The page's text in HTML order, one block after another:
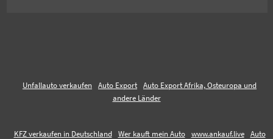
Unfallauto verkaufen Auto Export
Auto Export Afrika, Osteuropa und
andere Länder
KFZ verkaufen in Deutschland Wer kauft mein Auto www.ankauf.live
Auto